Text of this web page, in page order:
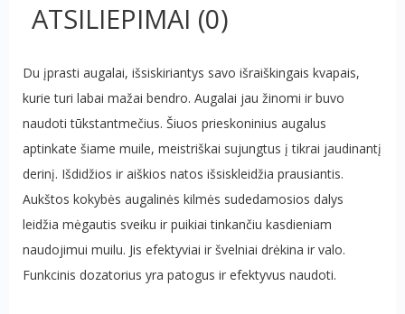
ATSILIEPIMAI (0)
Du įprasti augalai, išsiskiriantys savo išraiškingais kvapais,
kurie turi labai mažai bendro. Augalai jau žinomi ir buvo
naudoti tūkstantmečius. Šiuos prieskoninius augalus
aptinkate šiame muile, meistriškai sujungtus į tikrai jaudinantį
derinį. Išdidžios ir aiškios natos išsiskleidžia prausiantis.
Aukštos kokybės augalinės kilmės sudedamosios dalys
leidžia mėgautis sveiku ir puikiai tinkančiu kasdieniam
naudojimui muilu. Jis efektyviai ir švelniai drėkina ir valo.
Funkcinis dozatorius yra patogus ir efektyvus naudoti.